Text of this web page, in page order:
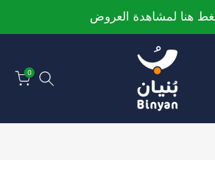
هنا لمشاهدة العروض
0